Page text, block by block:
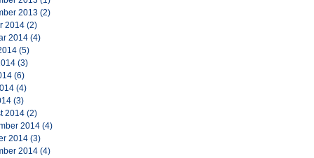
2013 (2)
2014 (2)
2014 (4)
(5)
(3)
(6)
(4)
(3)
2014 (2)
2014 (4)
2014 (3)
2014 (4)